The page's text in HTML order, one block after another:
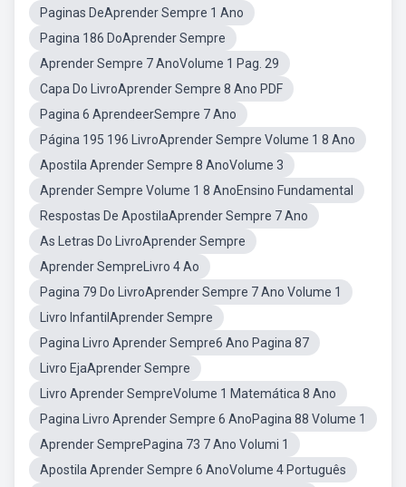
Paginas DeAprender Sempre 1 Ano
Pagina 186 DoAprender Sempre
Aprender Sempre 7 AnoVolume 1 Pag. 29
Capa Do LivroAprender Sempre 8 Ano PDF
Pagina 6 AprendeerSempre 7 Ano
Página 195 196 LivroAprender Sempre Volume 1 8 Ano
Apostila Aprender Sempre 8 AnoVolume 3
Aprender Sempre Volume 1 8 AnoEnsino Fundamental
Respostas De ApostilaAprender Sempre 7 Ano
As Letras Do LivroAprender Sempre
Aprender SempreLivro 4 Ao
Pagina 79 Do LivroAprender Sempre 7 Ano Volume 1
Livro InfantilAprender Sempre
Pagina Livro Aprender Sempre6 Ano Pagina 87
Livro EjaAprender Sempre
Livro Aprender SempreVolume 1 Matemática 8 Ano
Pagina Livro Aprender Sempre 6 AnoPagina 88 Volume 1
Aprender SemprePagina 73 7 Ano Volumi 1
Apostila Aprender Sempre 6 AnoVolume 4 Português